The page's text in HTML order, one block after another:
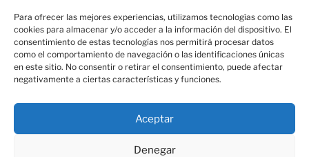
Para ofrecer las mejores experiencias, utilizamos tecnologías como las
cookies para almacenar y/o acceder a la información del dispositivo. El
consentimiento de estas tecnologías nos permitirá procesar datos
como el comportamiento de navegación o las identificaciones únicas
en este sitio. No consentir o retirar el consentimiento, puede afectar
negativamente a ciertas características y funciones.
Aceptar
Denegar